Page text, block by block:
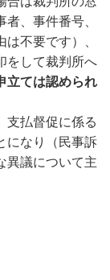
、事件番号、
不要です）、
をして裁判所へ
立ては認められ
支払督促に係る
になり（民事訴
異議について主